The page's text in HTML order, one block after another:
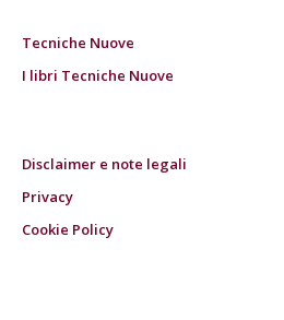
Tecniche Nuove
I libri Tecniche Nuove
Disclaimer e note legali
Privacy
Cookie Policy